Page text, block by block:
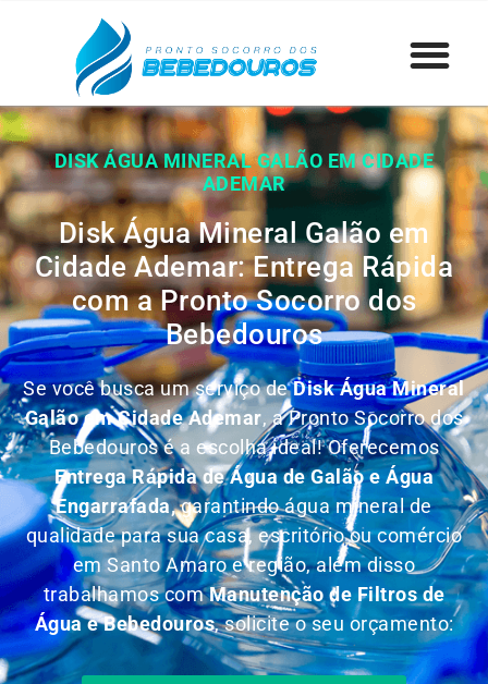
DISK ÁGUA MINERAL GALÃO EM CIDADE
ADEMAR
Disk Água Mineral Galão em
Cidade Ademar: Entrega Rápida
com a Pronto Socorro dos
Bebedouros
Se você busca um serviço deDisk Água Mineral
Galão em Cidade Ademar, a Pronto Socorro dos
Bebedouros é a escolha ideal! Oferecemos
Entrega Rápida de Água de Galão e Água
Engarrafada,garantindo água mineral de
qualidade para sua casa, escritório ou comércio
em Santo Amaro e região, além disso
trabalhamos comManutenção de Filtros de
Água e Bebedouros, solicite o seu orçamento: